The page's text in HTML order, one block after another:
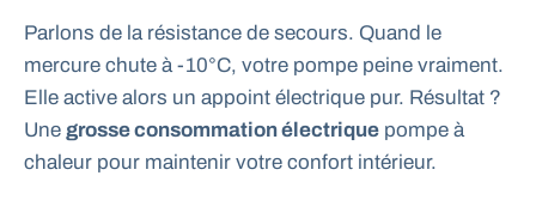
Parlons de la résistance de secours. Quand le
mercure chute à -10°C, votre pompe peine vraiment.
Elle active alors un appoint électrique pur. Résultat ?
Une grosse consommation électrique pompe à
chaleur pour maintenir votre confort intérieur.